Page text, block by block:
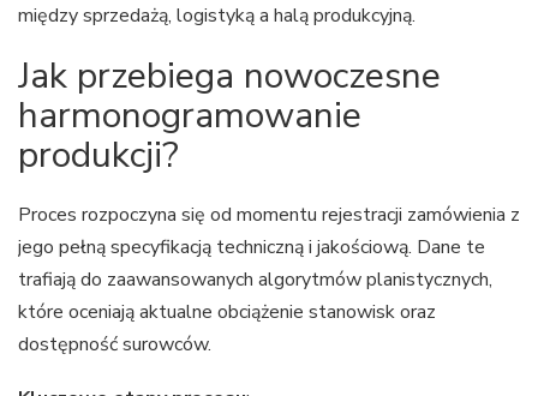
między sprzedażą, logistyką a halą produkcyjną.
Jak przebiega nowoczesne
harmonogramowanie
produkcji?
Proces rozpoczyna się od momentu rejestracji zamówienia z
jego pełną specyfikacją techniczną i jakościową. Dane te
trafiają do zaawansowanych algorytmów planistycznych,
które oceniają aktualne obciążenie stanowisk oraz
dostępność surowców.